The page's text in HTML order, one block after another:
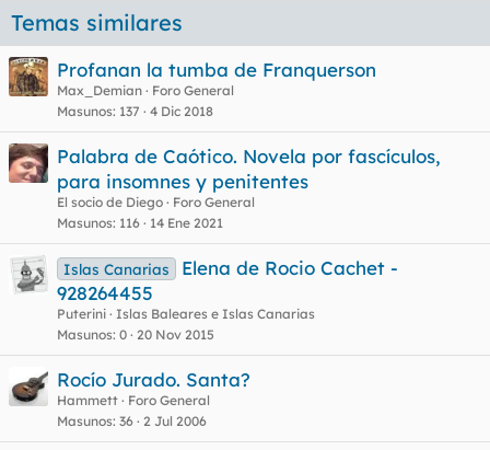
Temas similares
Profanan la tumba de Franquerson
Max_Demian
Foro General
Masunos 137 4 Dic 2018
Palabra de Caótico. Novela por fascículos,
para insomnes y penitentes
El socio de Diego
Foro General
Masunos 116 14 Ene 2021
Islas Canarias
Elena de Rocio Cachet -
928264455
Puterini
Islas Baleares e Islas Canarias
Masunos 0 20 Nov 2015
Rocío Jurado. Santa?
Hammett
Foro General
Masunos 36 2 Jul 2006